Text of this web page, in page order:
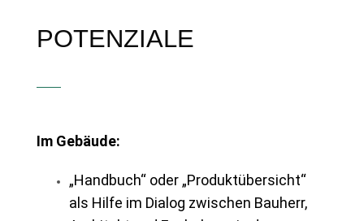
POTENZIALE
Im Gebäude:
„Handbuch“ oder „Produktübersicht“
als Hilfe im Dialog zwischen Bauherr,